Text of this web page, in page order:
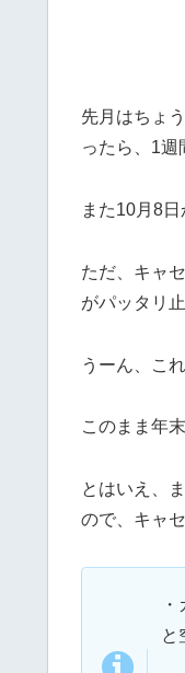
先月はちょ
ったら、1週
また10月8
ただ、キャ
がパッタリ
うーん、こ
このまま年
とはいえ、
ので、キャ
と